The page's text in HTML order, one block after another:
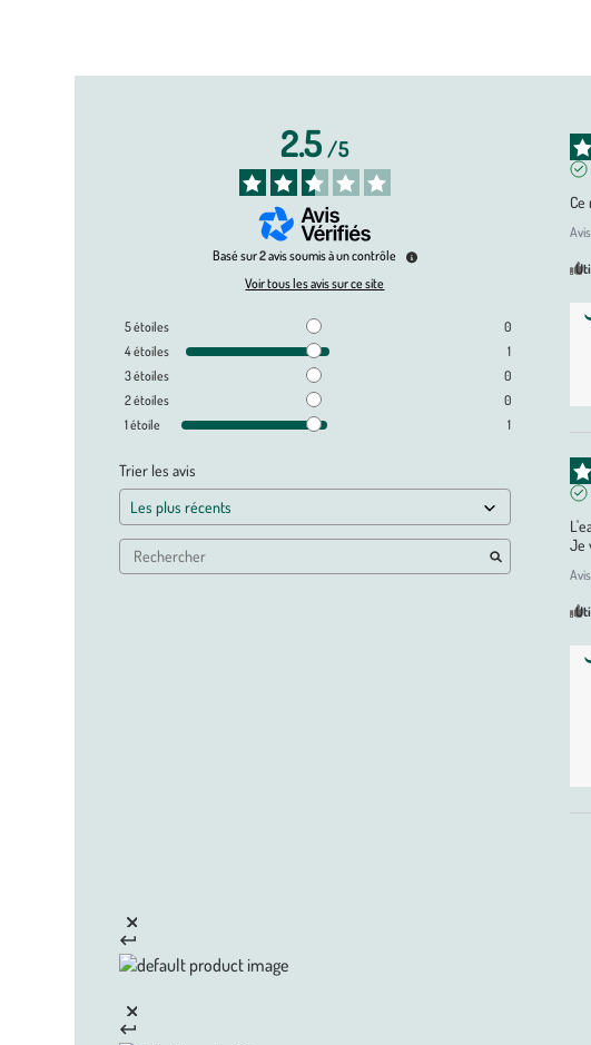
2.5/5
Basé sur2avis soumis à un contrôle
Voir tous les avis sur ce site
5étoiles
0
4étoiles
1
3étoiles
0
2étoiles
0
1étoile 1
Trier les avis
Je